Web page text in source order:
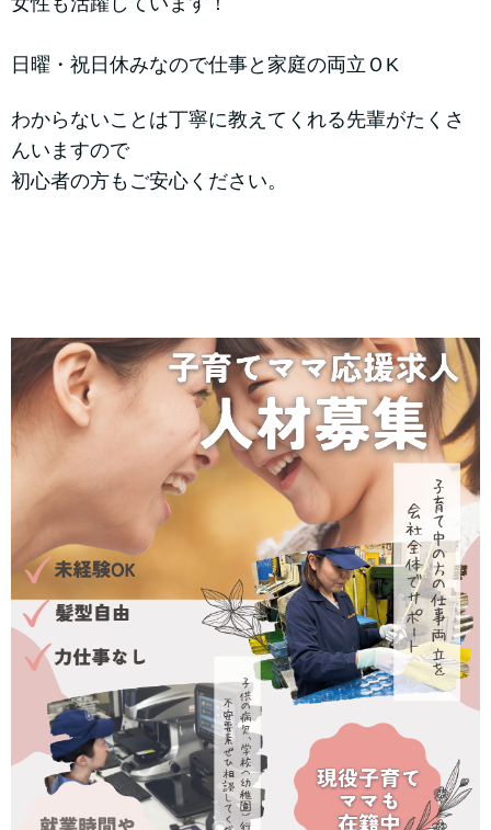
日曜・祝日休みなので仕事と家庭の両立ＯK
わからないことは丁寧に教えてくれる先輩がたくさ
んいますので
初心者の方もご安心ください。